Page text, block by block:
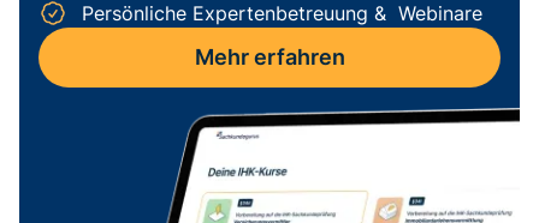
Persönliche Expertenbetreuung & Webinare
Mehr erfahren